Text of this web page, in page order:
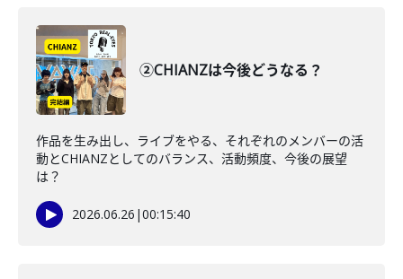
②CHIANZは今後どうなる？
作品を生み出し、ライブをやる、それぞれのメンバーの活
動とCHIANZとしてのバランス、活動頻度、今後の展望
は？
2026.06.26 |00:15:40